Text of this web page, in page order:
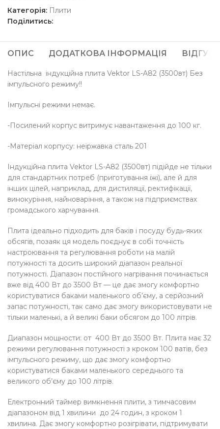
Категорія: Плити
Поділитись:
ОПИС ДОДАТКОВА ІНФОРМАЦІЯ
Настільна індукційна плита Vektor LS-A82 (3500вт) Без
імпульсного режиму!!
Імпульсні режими немає.
-Посилений корпус витримує навантаження до 100 кг.
-Матеріал корпусу: неіржавка сталь 201
Індукційна плита Vektor LS-A82 (3500вт) підійде не тільки
для стандартних потреб (приготування їжі), але й для
інших цілей, наприклад, для дистиляції, ректифікації,
винокуріння, найноваріння, а також на підприємствах
громадського харчування.
Плита ідеально підходить для баків і посуду будь-яких
обсягів, позаяк ця модель поєднує в собі точність
настроювання та регулювання роботи на малій
потужності та досить широкий діапазон реальної
потужності. Діапазон постійного нагрівання починається
вже від 400 Вт до 3500 Вт — це дає змогу комфортно
користуватися баками маленького об’єму, а серйозний
запас потужності, так само дає змогу використовувати не
тільки маленькі, а й великі баки обсягом до 100 літрів.
Диапазон мощности: от 400 Вт до 3500 Вт. Плита має 32
режими регулювання потужності з кроком 100 ватів, без
імпульсного режиму, що дає змогу комфортно
користуватися баками маленького середнього та
великого об’єму до 100 літрів.
Електронний таймер вимкнення плити, з тимчасовим
діапазоном від 1 хвилини до 24 годин, з кроком 1
хвилина. Дає змогу комфортно розігрівати, підтримувати